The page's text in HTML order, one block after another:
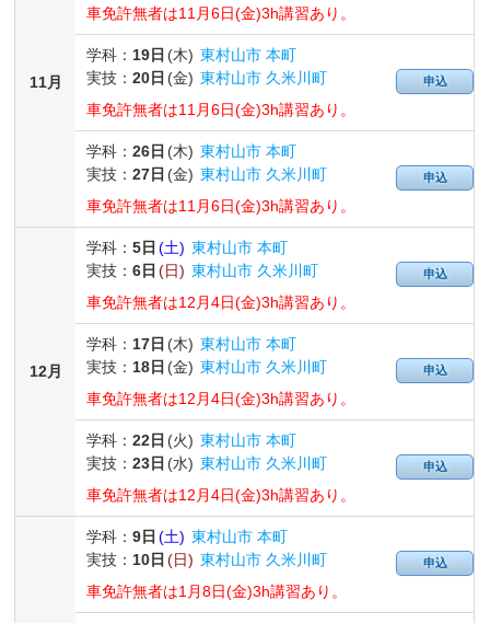
11月
車免許無者は11月6日(金)3h講習あり。
学科：19日 (木) 東村山市 本町
実技：20日 (金) 東村山市 久米川町
車免許無者は11月6日(金)3h講習あり。
申込
学科：26日 (木) 東村山市 本町
実技：27日 (金) 東村山市 久米川町
車免許無者は11月6日(金)3h講習あり。
申込
12月
学科：5日 (土) 東村山市 本町
実技：6日 (日) 東村山市 久米川町
車免許無者は12月4日(金)3h講習あり。
申込
学科：17日 (木) 東村山市 本町
実技：18日 (金) 東村山市 久米川町
車免許無者は12月4日(金)3h講習あり。
申込
学科：22日 (火) 東村山市 本町
実技：23日 (水) 東村山市 久米川町
車免許無者は12月4日(金)3h講習あり。
申込
学科：9日 (土) 東村山市 本町
実技：10日 (日) 東村山市 久米川町
車免許無者は1月8日(金)3h講習あり。
申込